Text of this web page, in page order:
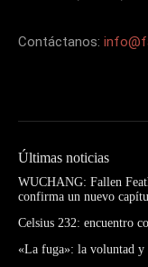
Contáctanos:
Últimas noticias
WUCHANG: Fallen
confirma un nuevo
Celsius 232: encuentro
«La fuga»: la voluntad y